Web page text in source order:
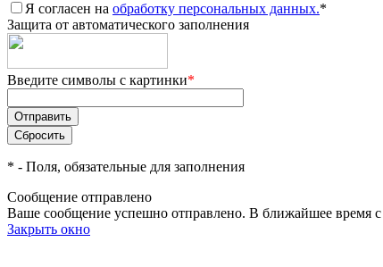
Я согласен на обработку персональных данных.*
Защита от автоматического заполнения
Введите символы с картинки*
* - Поля, обязательные для заполнения
Сообщение отправлено
Ваше сообщение успешно отправлено. В ближайшее время
Закрыть окно